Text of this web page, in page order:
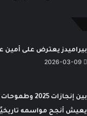
بيراميدز يعترض على
2026-03-09
يعيش أنجح مواسمه